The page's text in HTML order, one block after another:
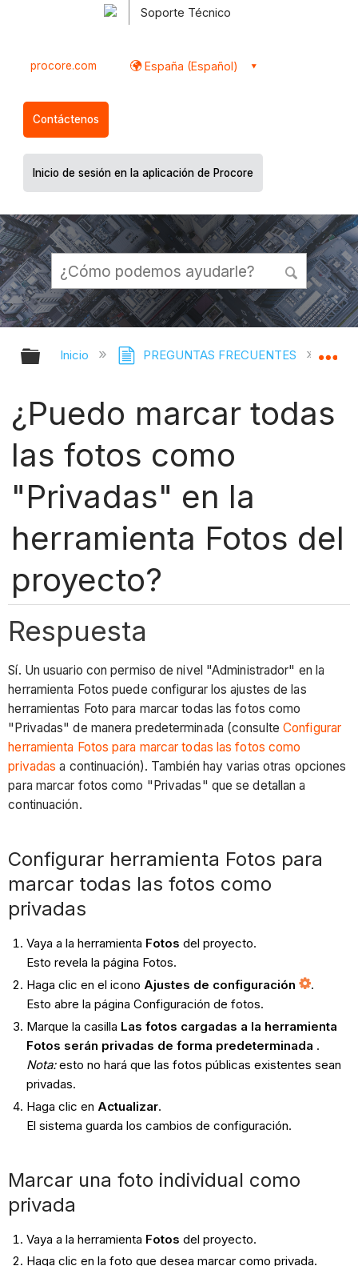
Soporte Técnico
procore.com España (Español)
Contáctenos
Inicio de sesión en la aplicación de Procore
Expandir/contraer jerarquía global
Inicio PREGUNTAS FRECUENTES
¿Puedo marcar todas
las fotos como
"Privadas" en la
herramienta Fotos del
proyecto?
Respuesta
Sí. Un usuario con permiso de nivel "Administrador" en la
herramienta Fotos puede configurar los ajustes de las
herramientas Foto para marcar todas las fotos como
"Privadas" de manera predeterminada (consulte Configurar
herramienta Fotos para marcar todas las fotos como
privadas a continuación). También hay varias otras opciones
para marcar fotos como "Privadas" que se detallan a
continuación.
Configurar herramienta Fotos para
marcar todas las fotos como
privadas
Vaya a la herramienta Fotos del proyecto.
Esto revela la página Fotos.
Haga clic en el icono Ajustes de configuración
.
Esto abre la página Configuración de fotos.
Marque la casilla Las fotos cargadas a la herramienta
Fotos serán privadas de forma predeterminada .
Nota:esto no hará que las fotos públicas existentes sean
privadas.
Haga clic en Actualizar.
El sistema guarda los cambios de configuración.
Marcar una foto individual como
privada
Vaya a la herramienta Fotos del proyecto.
Haga clic en la foto que desea marcar como privada.